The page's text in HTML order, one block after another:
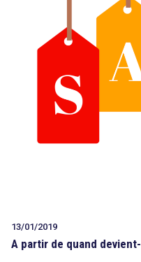
13/01/2019
A partir de quand